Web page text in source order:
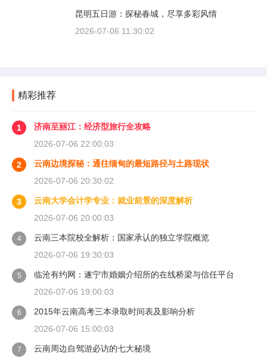
昆明五日游：探秘春城，尽享多彩风情
2026-07-06 11:30:02
精彩推荐
1
济南至丽江：经济型旅行全攻略
2026-07-06 22:00:03
2
云南边境探秘：通往缅甸的最短路径与土路现状
2026-07-06 20:30:02
3
云南大学会计学专业：就业前景的深度解析
2026-07-06 20:00:03
4
云南三本院校全解析：国家承认的独立学院概览
2026-07-06 19:30:03
5
临沧有约网：遂宁市婚姻介绍所的在线桥梁与信任平台
2026-07-06 19:00:03
6
2015年云南高考三本录取时间表及影响分析
2026-07-06 15:00:03
7 云南周边自驾游必访的七大秘境